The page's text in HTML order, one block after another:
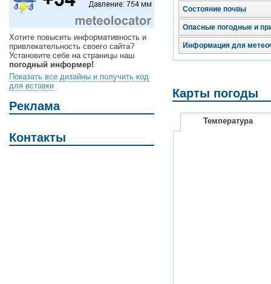
Хотите повысить информативность и
привлекательность своего сайта?
Установите себе на страницы наш
погодный информер!
Показать все дизайны и получить код
для вставки
Реклама
Контакты
Состояние почвы
Опасные погодные и
Информация для
Карты погоды
Температура